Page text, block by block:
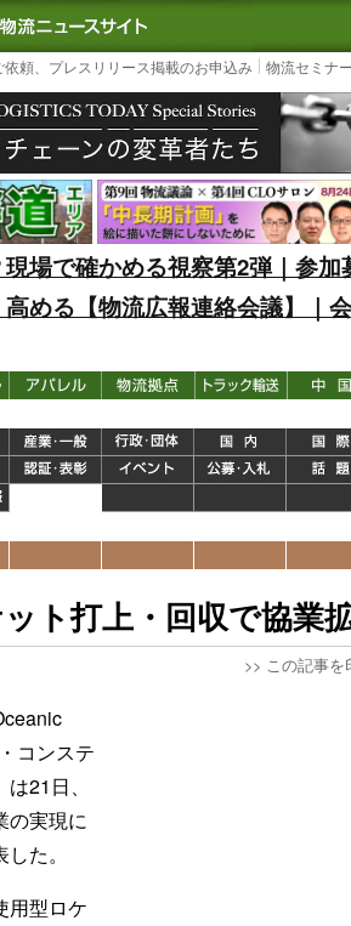
TODAY｜国内最大の物流ニュースサイ
3PL,
依頼、プレスリリース掲載のお申込み 物流セミナ
場で確かめる視察第2弾｜参加
める【物流広報連絡会議】｜
ト打上・回収で協業
>> この記事を
コンステ
21日、
の実現に
た。
用型ロケ